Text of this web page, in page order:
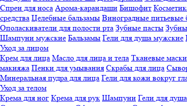
Спреи для носа Арома-карандаши Бишофит
средства Целебные бальзамы Виноградные питьевые
Ополаскиватели для полости рта Зубные пасты
Шампуни мужские Бальзамы Гели для душа мужские
Уход за лицом
Крем для лица Масло для лица и тела Тканевые маски
макияжа Пенки для умывания Скрабы для лица
Минеральная пудра для лица Гели для кожи вокруг
Уход за телом
Крема для ног Крема для рук Шампуни Гели для душа